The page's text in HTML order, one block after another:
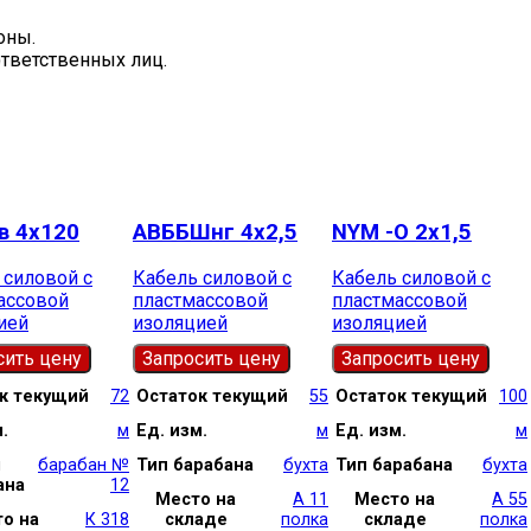
лиц.
4х120
с
цену
текущий
72
м
барабан №
12
на
К 318
АВББШнг 4х2,5
Кабель силовой с
пластмассовой
изоляцией
Запросить цену
Остаток текущий
55
Ед. изм.
м
Тип барабана
бухта
Место на
складе
А 11
полка
NYM -О 2х1,5
Кабель силовой с
пластмассовой
изоляцией
Запросить цену
Остаток текущий
100
Ед. изм.
м
Тип барабана
бухта
Место на
складе
А 55
полка